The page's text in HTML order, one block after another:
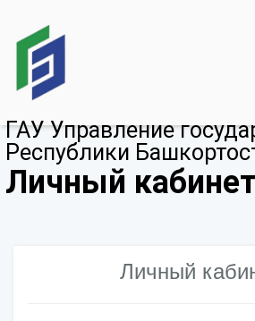
ГАУ Управление
Республики
Личный кабинет
Личный